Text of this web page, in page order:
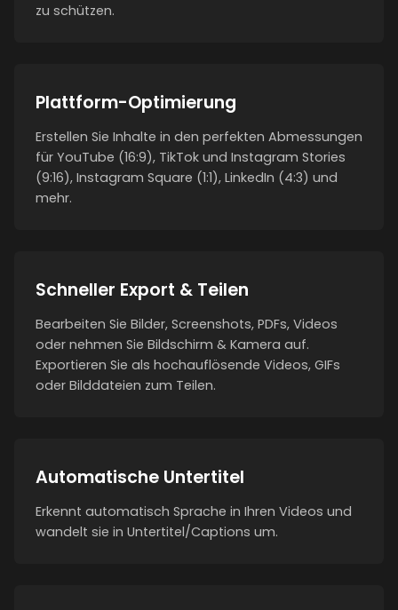
zu schützen.
Plattform-Optimierung
Erstellen Sie Inhalte in den perfekten Abmessungen
für YouTube (16:9), TikTok und Instagram Stories
(9:16), Instagram Square (1:1), LinkedIn (4:3) und
mehr.
Schneller Export & Teilen
Bearbeiten Sie Bilder, Screenshots, PDFs, Videos
oder nehmen Sie Bildschirm & Kamera auf.
Exportieren Sie als hochauflösende Videos, GIFs
oder Bilddateien zum Teilen.
Automatische Untertitel
Erkennt automatisch Sprache in Ihren Videos und
wandelt sie in Untertitel/Captions um.